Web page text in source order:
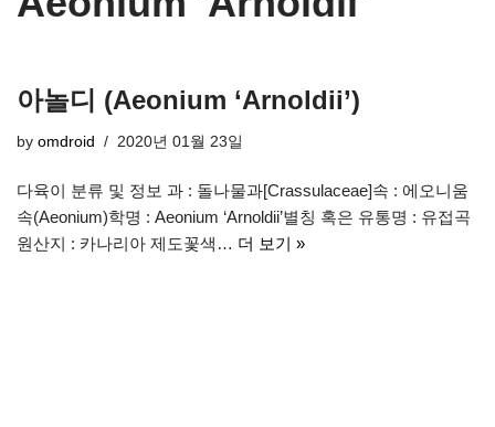
아놀디 (Aeonium ‘Arnoldii’)
by omdroid 2020년 01월 23일
다육이 분류 및 정보 과 : 돌나물과[Crassulaceae]속 : 에오니움
속(Aeonium)학명 : Aeonium ‘Arnoldii’별칭 혹은 유통명 : 유접곡
원산지 : 카나리아 제도꽃색… 더 보기 »